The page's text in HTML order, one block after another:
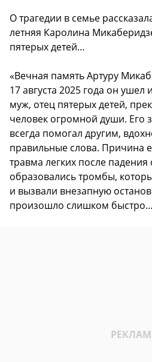
О трагедии в семье
летняя Каролина
пятерых детей…
«Вечная память Артуру
17 августа 2025 года он
муж, отец пятерых детей,
человек огромной души. Его
всегда помогал другим,
правильные слова. Причина
травма легких после
образовались тромбы,
и вызвали внезапную
произошло слишком быстро…